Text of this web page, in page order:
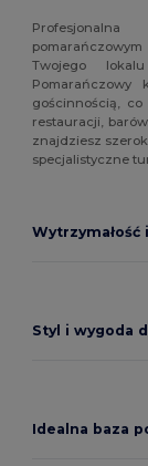
Profesjonalna
Twojego
gościnnością,
restauracji,
znajdziesz
specjalistyczne
Styl i wygoda
Idealna baza